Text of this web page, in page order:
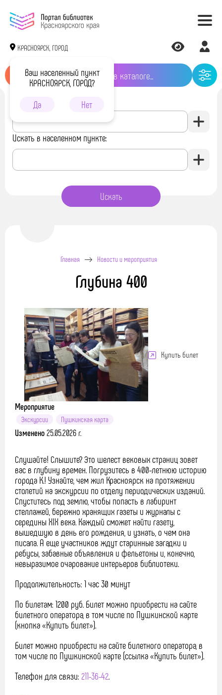
КРАСНОЯРСК, ГОРОД
Ваш населенный пункт
КРАСНОЯРСК, ГОРОД?
Да
Нет
Искать в библиотеке:
Искать в населенном пункте:
Главная Новости и мероприятия
Глубина 400
Купить билет
Мероприятие
Экскурсии Пушкинская карта
Изменено25.05.2026 г.
Слушайте! Слышите? Это шелест вековых страниц зовет
вас в глубину времен. Погрузитесь в 400-летнюю историю
города К.! Узнайте, чем жил Красноярск на протяжении
столетий на экскурсии по отделу периодических изданий.
Спуститесь под землю, чтобы попасть в лабиринт
стеллажей, бережно хранящих газеты и журналы с
середины XIX века. Каждый сможет найти газету,
вышедшую в день его рождения, и узнать, о чем она
писала. А еще участников ждут старинные загадки и
ребусы, забавные объявления и фельетоны и, конечно,
невыразимое очарование интерьеров библиотеки.
Продолжительность: 1 час 30 минут
По билетам: 1200 руб. Билет можно приобрести на сайте
билетного оператора, в том числе по Пушкинской карте
(кнопка «Купить билет»).
Билет можно приобрести на сайте билетного оператора, в
том числе по Пушкинской карте (ссылка «Купить билет»).
Телефон для связи: 211-36-42.